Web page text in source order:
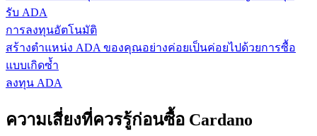
รับ ADA
การลงทุนอัตโนมัติ
สร้างตำแหน่ง ADA ของคุณอย่างค่อยเป็นค่อยไปด้วยการซื้อ
แบบเกิดซ้ำ
ลงทุน ADA
ความเสี่ยงที่ควรรู้ก่อนซื้อ Cardano